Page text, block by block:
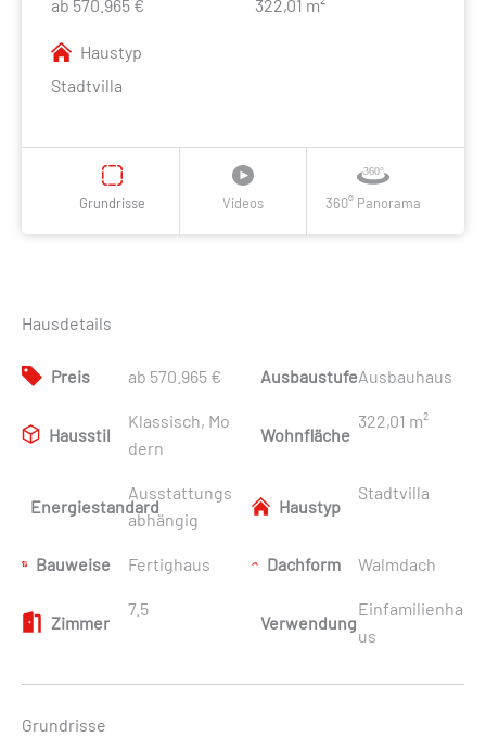
ab 570.965 € 322,01 m²
Haustyp
Stadtvilla
Grundrisse Videos 360° Panorama
Hausdetails
Preis ab 570.965 € AusbaustufeAusbauhaus
Hausstil
Klassisch, Mo
dern
Wohnfläche
322,01 m²
Energiestandard
Ausstattungs
abhängig
Haustyp
Stadtvilla
Bauweise Fertighaus Dachform Walmdach
Zimmer
7.5
Verwendung
Einfamilienha
us
Grundrisse